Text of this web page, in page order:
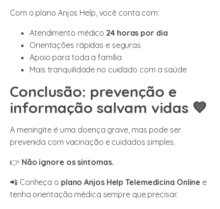
Com o plano Anjos Help, você conta com:
Atendimento médico 24 horas por dia
Orientações rápidas e seguras
Apoio para toda a família
Mais tranquilidade no cuidado com a saúde
Conclusão: prevenção e
informação salvam vidas 💙
A meningite é uma doença grave, mas pode ser
prevenida com vacinação e cuidados simples.
👉 Não ignore os sintomas.
📲 Conheça o plano Anjos Help Telemedicina Online e
tenha orientação médica sempre que precisar.